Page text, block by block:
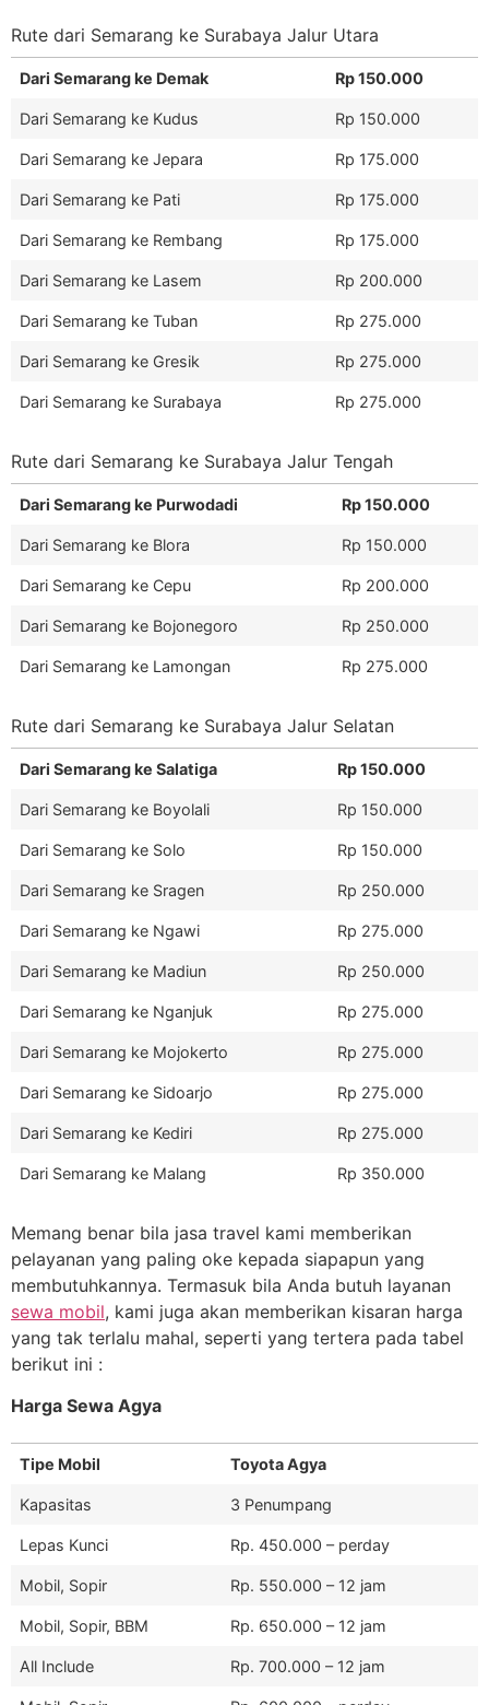
Rute dari Semarang ke Surabaya Jalur Utara
Dari Semarang ke Demak Rp 150.000
Dari Semarang ke Kudus Rp 150.000
Dari Semarang ke Jepara Rp 175.000
Dari Semarang ke Pati Rp 175.000
Dari Semarang ke Rembang Rp 175.000
Dari Semarang ke Lasem Rp 200.000
Dari Semarang ke Tuban Rp 275.000
Dari Semarang ke Gresik Rp 275.000
Dari Semarang ke Surabaya Rp 275.000
Rute dari Semarang ke Surabaya Jalur Tengah
Dari Semarang ke Purwodadi Rp 150.000
Dari Semarang ke Blora Rp 150.000
Dari Semarang ke Cepu Rp 200.000
Dari Semarang ke Bojonegoro Rp 250.000
Dari Semarang ke Lamongan Rp 275.000
Rute dari Semarang ke Surabaya Jalur Selatan
Dari Semarang ke Salatiga Rp 150.000
Dari Semarang ke Boyolali Rp 150.000
Dari Semarang ke Solo Rp 150.000
Dari Semarang ke Sragen Rp 250.000
Dari Semarang ke Ngawi Rp 275.000
Dari Semarang ke Madiun Rp 250.000
Dari Semarang ke Nganjuk Rp 275.000
Dari Semarang ke Mojokerto Rp 275.000
Dari Semarang ke Sidoarjo Rp 275.000
Dari Semarang ke Kediri Rp 275.000
Dari Semarang ke Malang Rp 350.000
Memang benar bila jasa travel kami memberikan
pelayanan yang paling oke kepada siapapun yang
membutuhkannya. Termasuk bila Anda butuh layanan
sewa mobil, kami juga akan memberikan kisaran harga
yang tak terlalu mahal, seperti yang tertera pada tabel
berikut ini :
Harga Sewa Agya
Tipe Mobil Toyota Agya
Kapasitas 3 Penumpang
Lepas Kunci Rp. 450.000 – perday
Mobil, Sopir Rp. 550.000 – 12 jam
Mobil, Sopir, BBM Rp. 650.000 – 12 jam
All Include Rp. 700.000 – 12 jam